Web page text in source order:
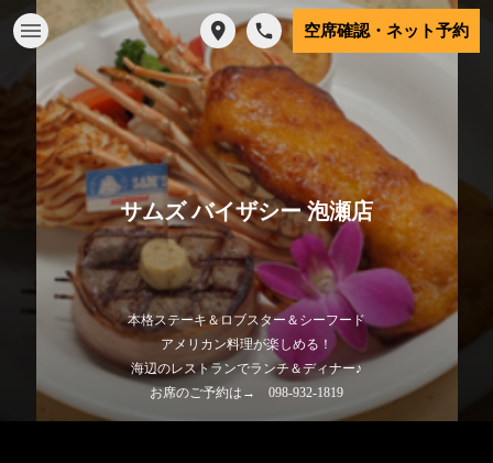
空席確認・ネット予約
サムズ バイザシー 泡瀬店
本格ステーキ＆ロブスター＆シーフード
アメリカン料理が楽しめる！
海辺のレストランでランチ＆ディナー♪
お席のご予約は→ 098-932-1819